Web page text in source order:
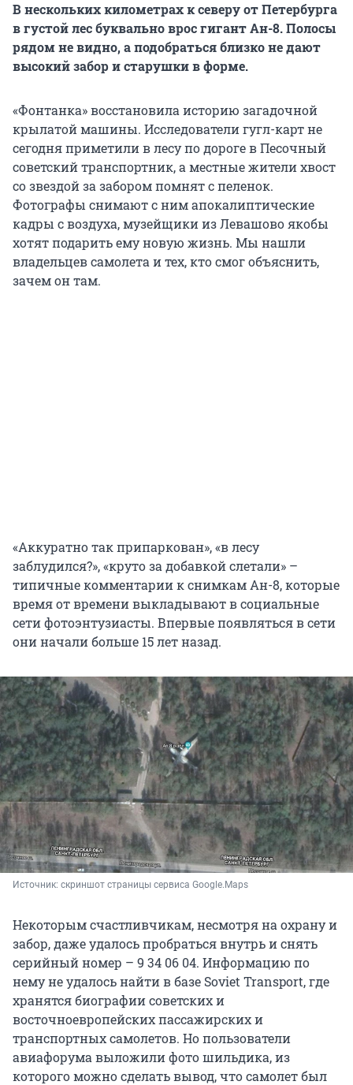
В нескольких километрах к северу от Петербурга
в густой лес буквально врос гигант Ан-8. Полосы
рядом не видно, а подобраться близко не дают
высокий забор и старушки в форме.
«Фонтанка» восстановила историю загадочной
крылатой машины. Исследователи гугл-карт не
сегодня приметили в лесу по дороге в Песочный
советский транспортник, а местные жители хвост
со звездой за забором помнят с пеленок.
Фотографы снимают с ним апокалиптические
кадры с воздуха, музейщики из Левашово якобы
хотят подарить ему новую жизнь. Мы нашли
владельцев самолета и тех, кто смог объяснить,
зачем он там.
«Аккуратно так припаркован», «в лесу
заблудился?», «круто за добавкой слетали» –
типичные комментарии к снимкам Ан-8, которые
время от времени выкладывают в социальные
сети фотоэнтузиасты. Впервые появляться в сети
они начали больше 15 лет назад.
Источник: скриншот страницы сервиса Google.Maps
Некоторым счастливчикам, несмотря на охрану и
забор, даже удалось пробраться внутрь и снять
серийный номер – 9 34 06 04. Информацию по
нему не удалось найти в базе Soviet Transport, где
хранятся биографии советских и
восточноевропейских пассажирских и
транспортных самолетов. Но пользователи
авиафорума выложили фото шильдика, из
которого можно сделать вывод, что самолет был